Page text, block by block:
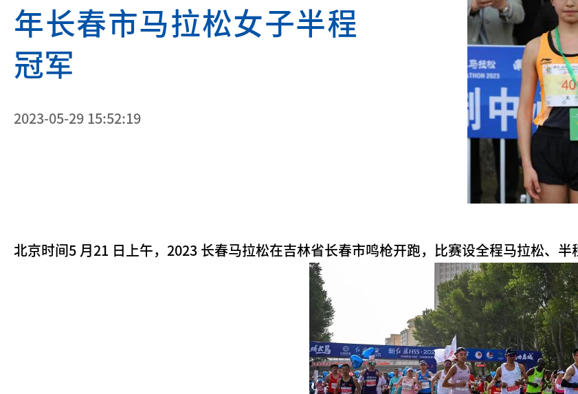
年长春市马拉松女子半程
冠军
2023-05-29 15:52:19
北京时间5 月21 日上午，2023 长春马拉松在吉林省长春市鸣枪开跑，比赛设全程马拉松、半